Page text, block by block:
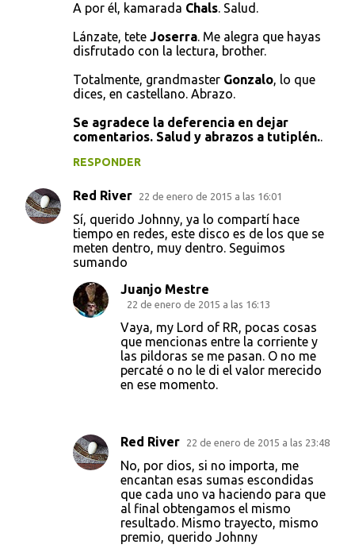
A por él, kamarada Chals. Salud.
Lánzate, tete Joserra. Me alegra que hayas
disfrutado con la lectura, brother.
Totalmente, grandmaster Gonzalo, lo que
dices, en castellano. Abrazo.
Se agradece la deferencia en dejar
comentarios. Salud y abrazos a tutiplén..
RESPONDER
Red River 22 de enero de 2015 a las 16:01
Sí, querido Johnny, ya lo compartí hace
tiempo en redes, este disco es de los que se
meten dentro, muy dentro. Seguimos
sumando
Juanjo Mestre
22 de enero de 2015 a las 16:13
Vaya, my Lord of RR, pocas cosas
que mencionas entre la corriente y
las pildoras se me pasan. O no me
percaté o no le di el valor merecido
en ese momento.
Red River 22 de enero de 2015 a las 23:48
No, por dios, si no importa, me
encantan esas sumas escondidas
que cada uno va haciendo para que
al final obtengamos el mismo
resultado. Mismo trayecto, mismo
premio, querido Johnny